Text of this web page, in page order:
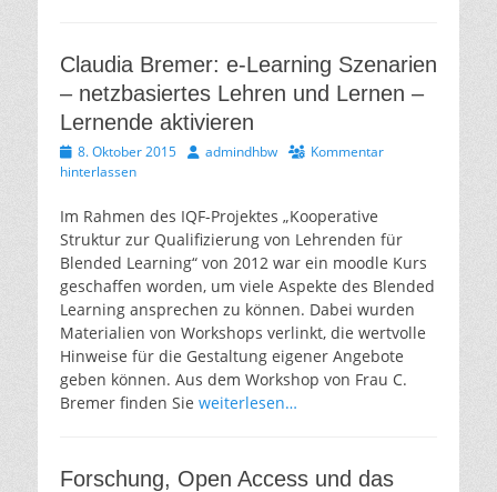
Claudia Bremer: e-Learning Szenarien
– netzbasiertes Lehren und Lernen –
Lernende aktivieren
Veröffentlicht
am
8. Oktober 2015 Autoradmindhbw
Kommentar
hinterlassen
Im Rahmen des IQF-Projektes „Kooperative
Struktur zur Qualifizierung von Lehrenden für
Blended Learning“ von 2012 war ein moodle Kurs
geschaffen worden, um viele Aspekte des Blended
Learning ansprechen zu können. Dabei wurden
Materialien von Workshops verlinkt, die wertvolle
Hinweise für die Gestaltung eigener Angebote
geben können. Aus dem Workshop von Frau C.
Bremer finden Sie weiterlesen…
Forschung, Open Access und das